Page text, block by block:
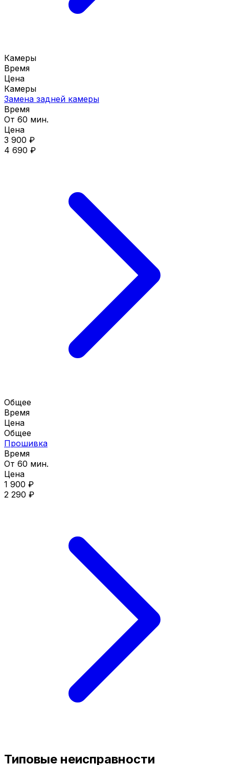
Камеры
Время
Цена
Камеры
Замена задней камеры
Время
От 60 мин.
Цена
3 900 ₽
4 690 ₽
Общее
Время
Цена
Общее
Прошивка
Время
От 60 мин.
Цена
1 900 ₽
2 290 ₽
Типовые неисправности